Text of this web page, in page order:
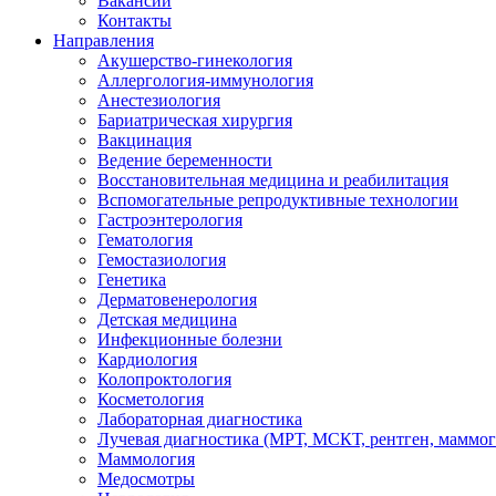
Контакты
Направления
Акушерство-гинекология
Аллергология-иммунология
Анестезиология
Бариатрическая хирургия
Вакцинация
Ведение беременности
Восстановительная медицина и реабилитация
Вспомогательные репродуктивные технологии
Гастроэнтерология
Гематология
Гемостазиология
Генетика
Дерматовенерология
Детская медицина
Инфекционные болезни
Кардиология
Колопроктология
Косметология
Лабораторная диагностика
Лучевая диагностика (МРТ, МСКТ, рентген,
Маммология
Медосмотры